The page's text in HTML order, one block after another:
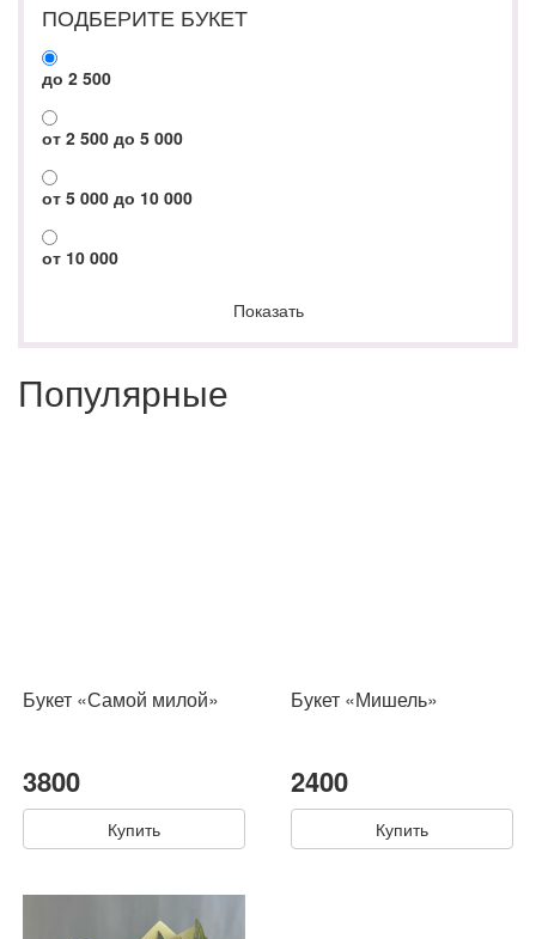
ПОДБЕРИТЕ БУКЕТ
до 2 500
от 2 500 до 5 000
от 5 000 до 10 000
от 10 000
Показать
Популярные
Букет «Самой милой»
3800
Купить
Букет «Мишель»
2400
Купить